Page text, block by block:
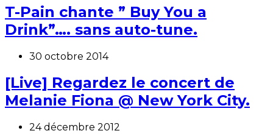
T-Pain chante ” Buy You a
Drink”…. sans auto-tune.
30 octobre 2014
[Live] Regardez le concert de
Melanie Fiona @ New York City.
24 décembre 2012